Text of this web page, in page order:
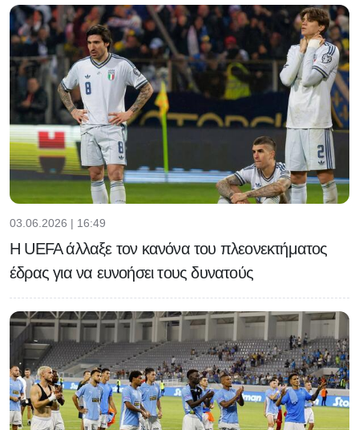
03.06.2026 | 16:49
H UEFA άλλαξε τον κανόνα του πλεονεκτήματος
έδρας για να ευνοήσει τους δυνατούς